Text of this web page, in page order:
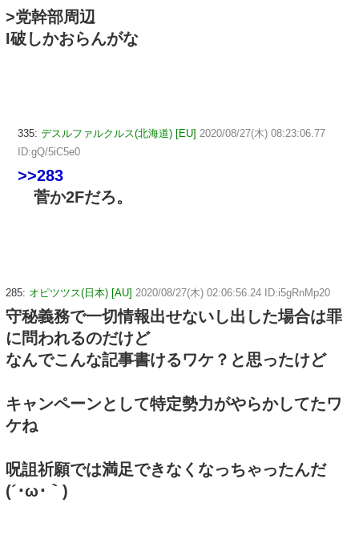
>党幹部周辺
I破しかおらんがな
335: デスルファルクルス(北海道) [EU] 2020/08/27(木) 08:23:06.77
ID:gQ/5iC5e0
>>283
菅か2Fだろ。
285: オピツツス(日本) [AU] 2020/08/27(木) 02:06:56.24 ID:i5gRnMp20
守秘義務で一切情報出せないし出した場合は罪
に問われるのだけど
なんでこんな記事書けるワケ？と思ったけど
キャンペーンとして特定勢力がやらかしてたワ
ケね
呪詛祈願では満足できなくなっちゃったんだ
(´･ω･｀)